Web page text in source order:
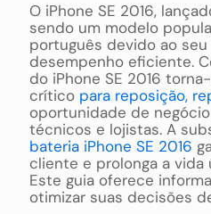
O iPhone SE 2016,
sendo um modelo
português devido ao
desempenho eficiente.
do iPhone SE 2016
crítico para reposição,
oportunidade de
técnicos e lojistas. A
bateria iPhone SE 2016
cliente e prolonga a
Este guia oferece
otimizar suas decisões